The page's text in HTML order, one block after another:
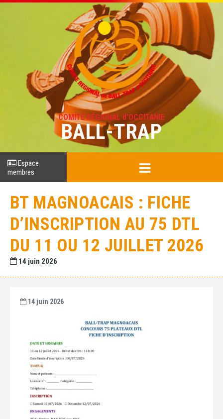
COMITÉ RÉGIONAL d'OCCITANIE
BALL-TRAP
Espace
membres
BT MAGNOACAIS : FICHE
D’INSCRIPTION AU 75 DTL
DU 11 OU 12 JUILLET 2026
14 juin 2026
14 juin 2026